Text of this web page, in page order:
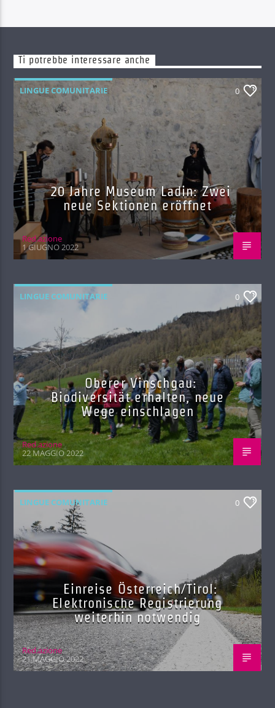
Ti potrebbe interessare anche
LINGUE COMUNITARIE 0
20 Jahre Museum Ladin: Zwei
neue Sektionen eröffnet
Red.azione
1 GIUGNO 2022
LINGUE COMUNITARIE 0
Oberer Vinschgau:
Biodiversität erhalten, neue
Wege einschlagen
Red.azione
22 MAGGIO 2022
LINGUE COMUNITARIE 0
Einreise Österreich/Tirol:
Elektronische Registrierung
weiterhin notwendig
Red.azione
21 MAGGIO 2022